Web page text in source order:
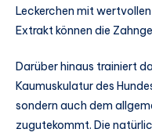
Leckerchen mit
Extrakt können die
Darüber hinaus trainiert
Kaumuskulatur des
sondern auch dem
zugutekommt. Die